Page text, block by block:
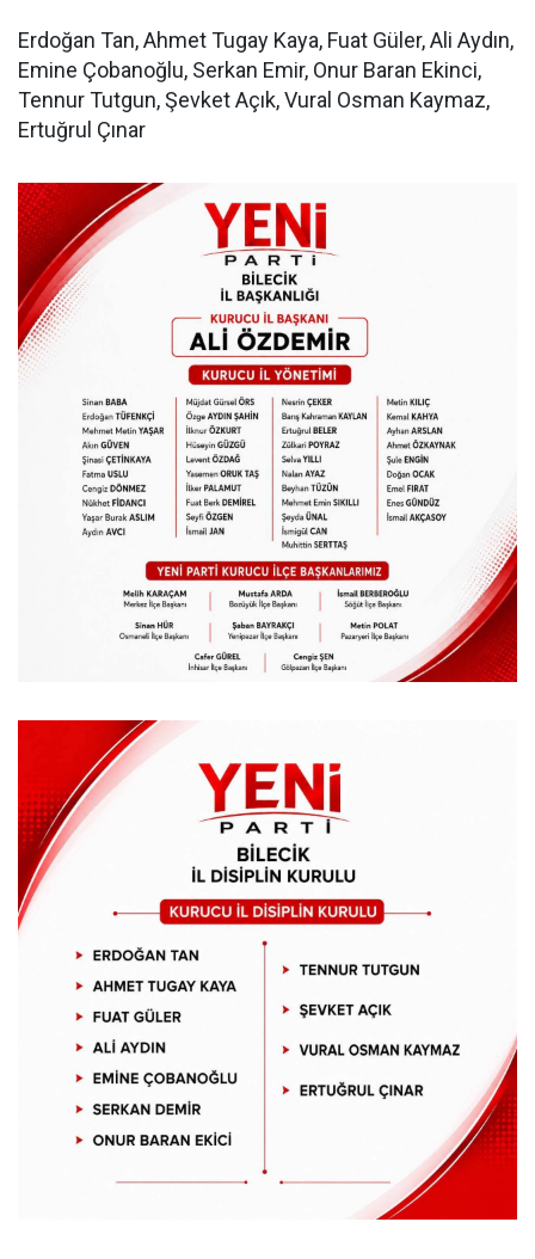
Erdoğan Tan, Ahmet Tugay Kaya, Fuat Güler, Ali Aydın,
Emine Çobanoğlu, Serkan Emir, Onur Baran Ekinci,
Tennur Tutgun, Şevket Açık, Vural Osman Kaymaz,
Ertuğrul Çınar